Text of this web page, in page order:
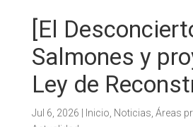
[El
Salmones y
Ley de
Jul 6, 2026 Inicio Noticias Áreas